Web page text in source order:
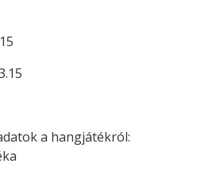
a hangjátékról: